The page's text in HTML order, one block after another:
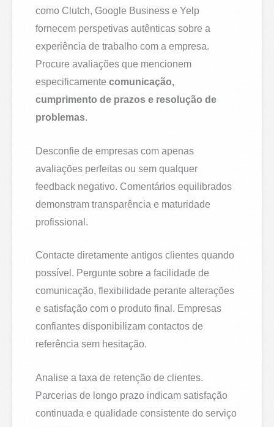
como Clutch, Google Business e Yelp
fornecem perspetivas autênticas sobre a
experiência de trabalho com a empresa.
Procure avaliações que mencionem
especificamentecomunicação,
cumprimento de prazos e resolução de
problemas.
Desconfie de empresas com apenas
avaliações perfeitas ou sem qualquer
feedback negativo. Comentários equilibrados
demonstram transparência e maturidade
profissional.
Contacte diretamente antigos clientes quando
possível. Pergunte sobre a facilidade de
comunicação, flexibilidade perante alterações
e satisfação com o produto final. Empresas
confiantes disponibilizam contactos de
referência sem hesitação.
Analise a taxa de retenção de clientes.
Parcerias de longo prazo indicam satisfação
continuada e qualidade consistente do serviço